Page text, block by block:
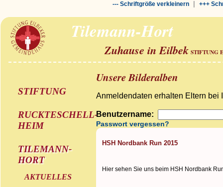
--- Schriftgröße verkleinern| +++
Tilemann-Hort
Zuhause in Eilbek STIFTUNG
STIFTUNG
RUCKTESCHELL-
HEIM
TILEMANN-
HORT
AKTUELLES
Unsere Bilderalben
Anmeldendaten erhalten Eltern bei
Benutzername:
Passwort vergessen?
HSH Nordbank Run 2015
Hier sehen Sie uns beim HSH Nordbank